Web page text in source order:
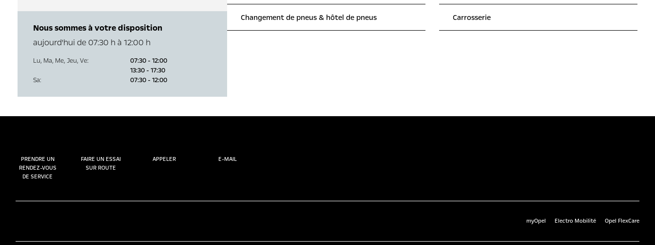
Changement de pneus & hôtel de pneus Carrosserie
Nous sommes à votre disposition
aujourd'hui de 07:30 h à 12:00 h
Lu, Ma, Me, Jeu, Ve:
07:30 - 12:00
13:30 - 17:30
Sa: 07:30 - 12:00
PRENDRE UN
RENDEZ-VOUS
DE SERVICE
FAIRE UN ESSAI
SUR ROUTE
APPELER E-MAIL
myOpel Electro Mobilité Opel FlexCare